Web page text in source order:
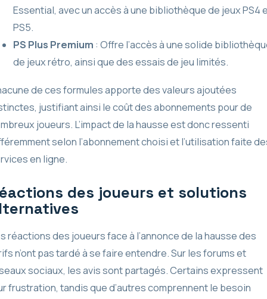
Essential, avec un accès à une bibliothèque de jeux PS4
PS5.
PS Plus Premium : Offre l’accès à une solide
de jeux rétro, ainsi que des essais de jeu limités.
de ces formules apporte des valeurs ajoutées
justifiant ainsi le coût des abonnements pour de
joueurs. L’impact de la hausse est donc ressenti
selon l’abonnement choisi et l’utilisation faite
en ligne.
des joueurs et solutions
réactions des joueurs face à l’annonce de la hausse des
n’ont pas tardé à se faire entendre. Sur les forums et
sociaux, les avis sont partagés. Certains expressent
frustration, tandis que d’autres comprennent le besoin